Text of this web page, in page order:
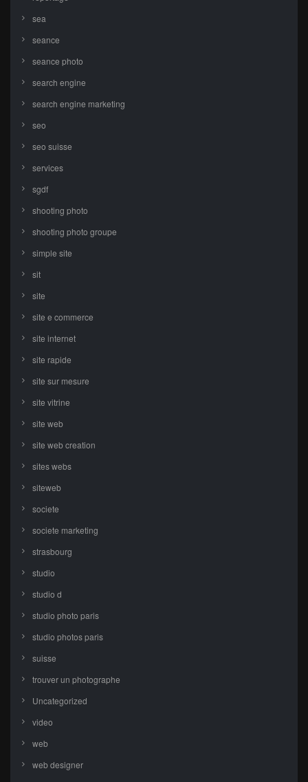
sea
seance
seance photo
search engine
search engine marketing
seo
seo suisse
services
sgdf
shooting photo
shooting photo groupe
simple site
sit
site
site e commerce
site internet
site rapide
site sur mesure
site vitrine
site web
site web creation
sites webs
siteweb
societe
societe marketing
strasbourg
studio
studio d
studio photo paris
studio photos paris
suisse
trouver un photographe
Uncategorized
video
web
web designer